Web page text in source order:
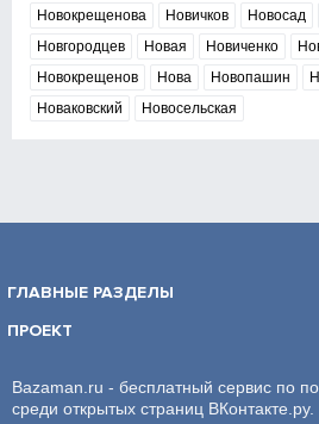
Новокрещенова
Новичков Новосад
Новгородцев
Новая Новиченко
Новокрещенов
Нова Новопашин
Новаковский
Новосельская
ГЛАВНЫЕ РАЗДЕЛЫ
ПРОЕКТ
Bazaman.ru - бесплатный сервис по
среди открытых страниц